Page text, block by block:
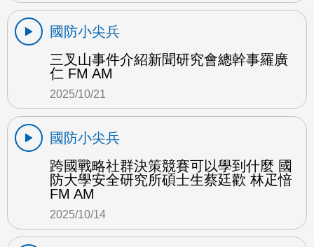
國防小尖兵
三叉山事件介紹新聞研究會總幹事羅廣
仁 FM AM
2025/10/21
國防小尖兵
跨國戰略社群決策競賽可以學到什麼 國
防大學安全研究所碩士生蔡廷歡 林疋愔
FM AM
2025/10/14